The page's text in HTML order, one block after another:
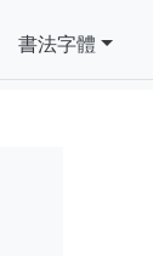
書法字體